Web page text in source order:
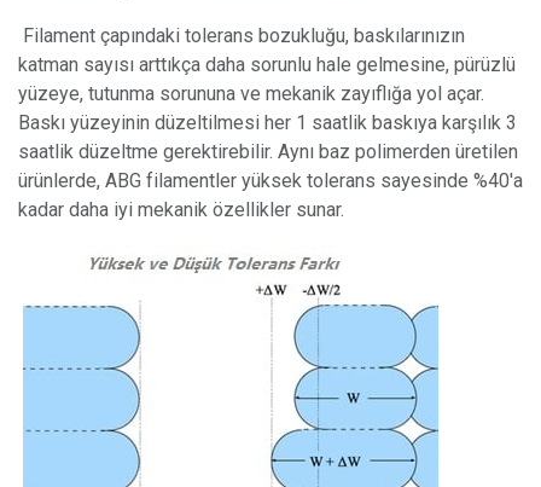
Filament çapındaki tolerans bozukluğu, baskılarınızın
katman sayısı arttıkça daha sorunlu hale gelmesine, pürüzlü
yüzeye, tutunma sorununa ve mekanik zayıflığa yol açar.
Baskı yüzeyinin düzeltilmesi her 1 saatlik baskıya karşılık 3
saatlik düzeltme gerektirebilir. Aynı baz polimerden üretilen
ürünlerde, ABG filamentler yüksek tolerans sayesinde %40'a
kadar daha iyi mekanik özellikler sunar.